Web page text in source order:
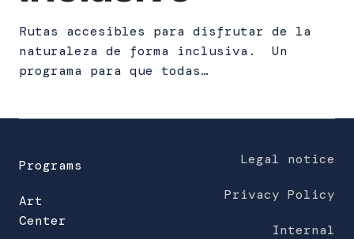
Rutas accesibles para disfrutar de la
naturaleza de forma inclusiva. Un
programa para que todas…
Programs
Art
Center
Legal notice
Privacy Policy
Internal